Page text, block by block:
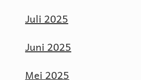
Juli 2025
Juni 2025
Mei 2025